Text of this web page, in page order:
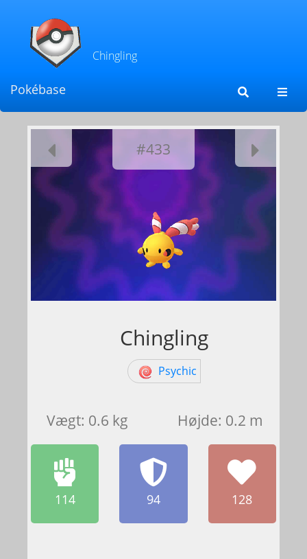
Chingling
Pokébase
#433
Chingling
Psychic
Vægt: 0.6 kg Højde: 0.2 m
114 94 128